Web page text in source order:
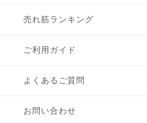
売れ筋ランキング
ご利用ガイド
よくあるご質問
お問い合わせ